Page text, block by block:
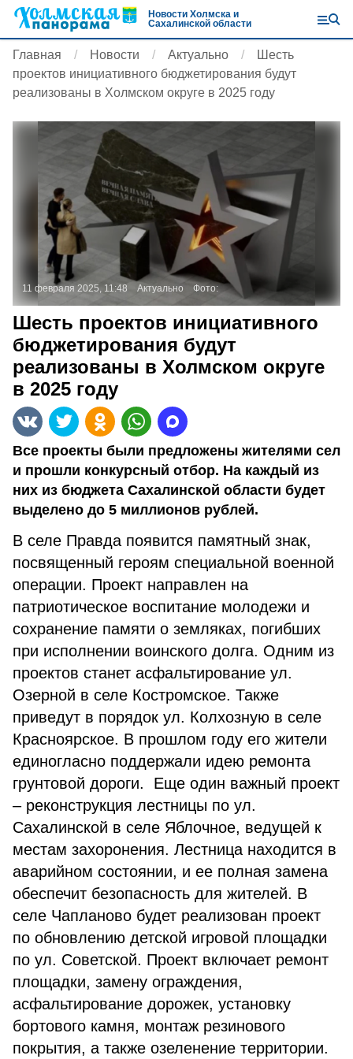
Новости Холмска и
Сахалинской области
Главная Новости Актуально
Шесть
проектов инициативного бюджетирования будут
реализованы в Холмском округе в 2025 году
11 февраля 2025, 11:48 Актуально Фото:
Шесть проектов инициативного
бюджетирования будут
реализованы в Холмском округе
в 2025 году
Все проекты были предложены жителями сел
и прошли конкурсный отбор. На каждый из
них из бюджета Сахалинской области будет
выделено до 5 миллионов рублей.
В селе Правда появится памятный знак,
посвященный героям специальной военной
операции. Проект направлен на
патриотическое воспитание молодежи и
сохранение памяти о земляках, погибших
при исполнении воинского долга. Одним из
проектов станет асфальтирование ул.
Озерной в селе Костромское. Также
приведут в порядок ул. Колхозную в селе
Красноярское. В прошлом году его жители
единогласно поддержали идею ремонта
грунтовой дороги. Еще один важный проект
– реконструкция лестницы по ул.
Сахалинской в селе Яблочное, ведущей к
местам захоронения. Лестница находится в
аварийном состоянии, и ее полная замена
обеспечит безопасность для жителей. В
селе Чапланово будет реализован проект
по обновлению детской игровой площадки
по ул. Советской. Проект включает ремонт
площадки, замену ограждения,
асфальтирование дорожек, установку
бортового камня, монтаж резинового
покрытия, а также озеленение территории.